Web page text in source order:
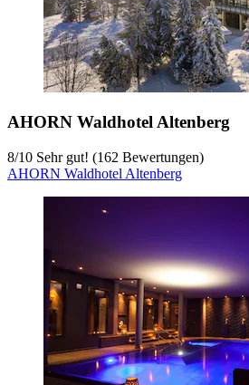
AHORN Waldhotel Altenberg
8/10 Sehr gut! (162 Bewertungen)
AHORN Waldhotel Altenberg